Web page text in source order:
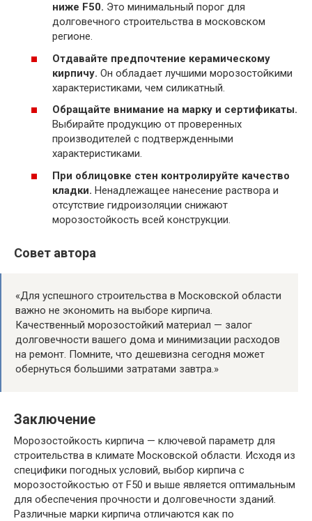
ниже F50. Это минимальный порог для
долговечного строительства в московском
регионе.
Отдавайте предпочтение керамическому
кирпичу. Он обладает лучшими морозостойкими
характеристиками, чем силикатный.
Обращайте внимание на марку и сертификаты.
Выбирайте продукцию от проверенных
производителей с подтвержденными
характеристиками.
При облицовке стен контролируйте качество
кладки. Ненадлежащее нанесение раствора и
отсутствие гидроизоляции снижают
морозостойкость всей конструкции.
Совет автора
«Для успешного строительства в Московской области
важно не экономить на выборе кирпича.
Качественный морозостойкий материал — залог
долговечности вашего дома и минимизации расходов
на ремонт. Помните, что дешевизна сегодня может
обернуться большими затратами завтра.»
Заключение
Морозостойкость кирпича — ключевой параметр для
строительства в климате Московской области. Исходя из
специфики погодных условий, выбор кирпича с
морозостойкостью от F50 и выше является оптимальным
для обеспечения прочности и долговечности зданий.
Различные марки кирпича отличаются как по